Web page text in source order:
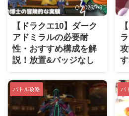
2026/7/6
【ドラクエ10】ダーク
アドミラルの必要耐
性・おすすめ構成を解
説！放置&バッジなし
でも勝てます（まもの
博士）
バトル攻略 バ